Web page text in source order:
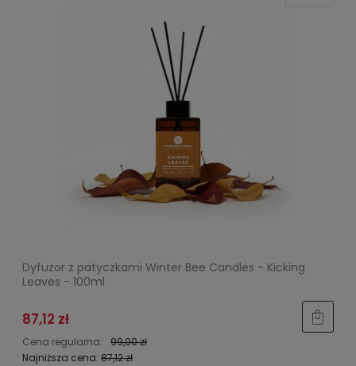
Dyfuzor z patyczkami Winter Bee Candles - Kicking
Leaves - 100ml
87,12 zł
Cena regularna:
99,00 zł
Najniższa cena: 87,12 zł